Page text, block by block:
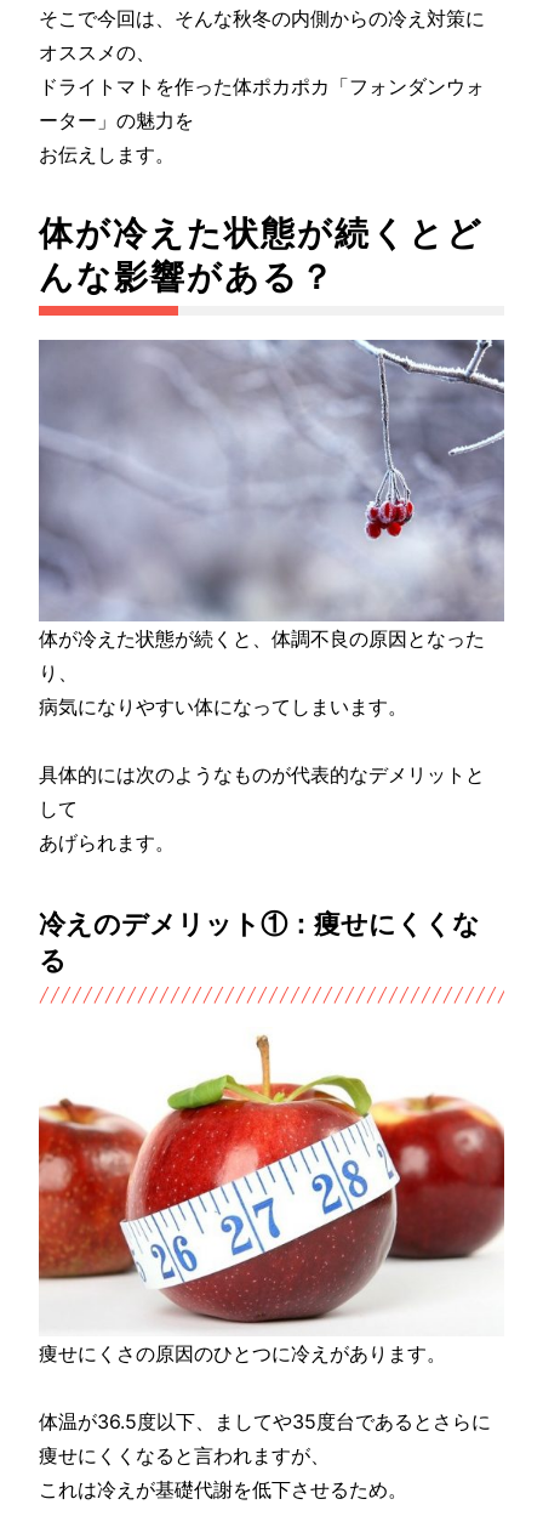
そこで今回は、そんな秋冬の内側からの冷え対策に
オススメの、
ドライトマトを作った体ポカポカ「フォンダンウォ
ーター」の魅力を
お伝えします。
体が冷えた状態が続くとど
んな影響がある？
体が冷えた状態が続くと、体調不良の原因となった
り、
病気になりやすい体になってしまいます。
具体的には次のようなものが代表的なデメリットと
して
あげられます。
冷えのデメリット①：痩せにくくな
る
痩せにくさの原因のひとつに冷えがあります。
体温が36.5度以下、ましてや35度台であるとさらに
痩せにくくなると言われますが、
これは冷えが基礎代謝を低下させるため。